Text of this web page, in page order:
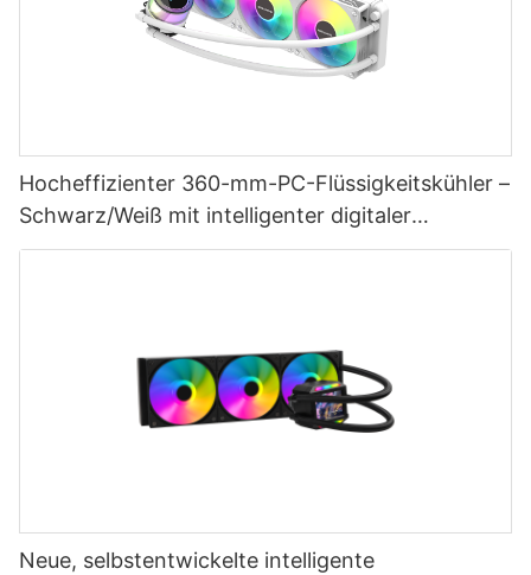
Hocheffizienter 360-mm-PC-Flüssigkeitskühler –
Schwarz/Weiß mit intelligenter digitaler
Temperaturregelung
Neue, selbstentwickelte intelligente